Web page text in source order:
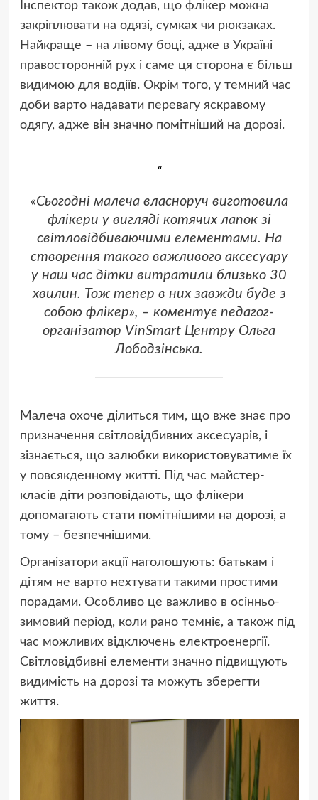
Інспектор також додав, що флікер можна
закріплювати на одязі, сумках чи рюкзаках.
Найкраще – на лівому боці, адже в Україні
правосторонній рух і саме ця сторона є більш
видимою для водіїв. Окрім того, у темний час
доби варто надавати перевагу яскравому
одягу, адже він значно помітніший на дорозі.
«Сьогодні малеча власноруч виготовила
флікери у вигляді котячих лапок зі
світловідбиваючими елементами. На
створення такого важливого аксесуару
у наш час дітки витратили близько 30
хвилин. Тож тепер в них завжди буде з
собою флікер», – коментує педагог-
організатор VinSmart Центру Ольга
Лободзінська.
Малеча охоче ділиться тим, що вже знає про
призначення світловідбивних аксесуарів, і
зізнається, що залюбки використовуватиме їх
у повсякденному житті. Під час майстер-
класів діти розповідають, що флікери
допомагають стати помітнішими на дорозі, а
тому – безпечнішими.
Організатори акції наголошують: батькам і
дітям не варто нехтувати такими простими
порадами. Особливо це важливо в осінньо-
зимовий період, коли рано темніє, а також під
час можливих відключень електроенергії.
Світловідбивні елементи значно підвищують
видимість на дорозі та можуть зберегти
життя.